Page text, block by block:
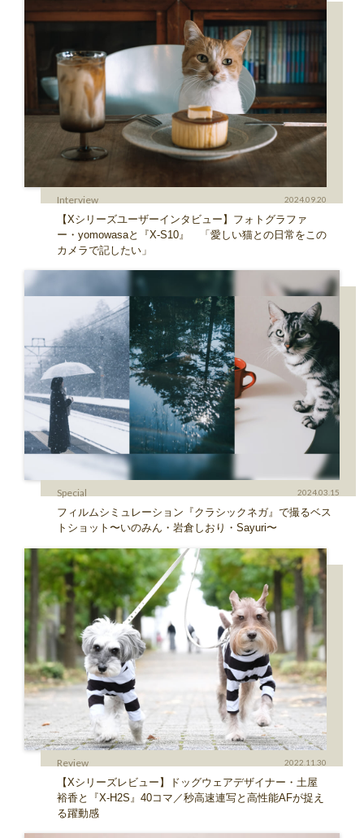
Interview 2024.09.20
【Xシリーズユーザーインタビュー】フォトグラファ
ー・yomowasaと『X-S10』 「愛しい猫との日常をこの
カメラで記したい」
Special 2024.03.15
フィルムシミュレーション『クラシックネガ』で撮るベス
トショット〜いのみん・岩倉しおり・Sayuri〜
Review 2022.11.30
【Xシリーズレビュー】ドッグウェアデザイナー・土屋
裕香と『X-H2S』40コマ／秒高速連写と高性能AFが捉え
る躍動感